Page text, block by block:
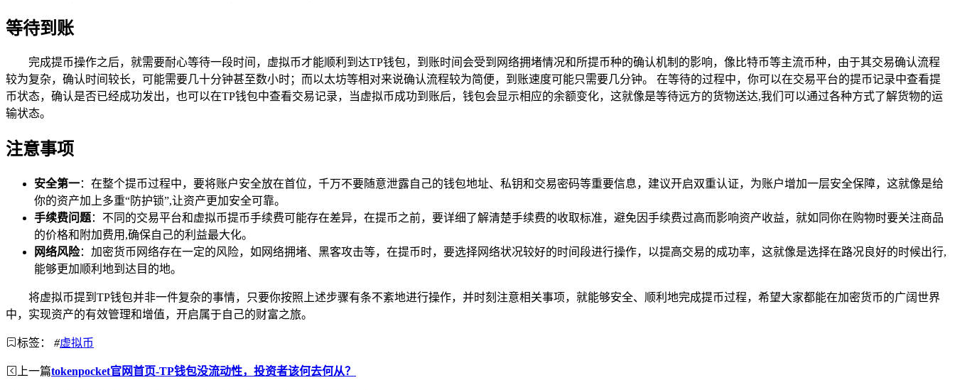
等待到账
完成提币操作之后，就需要耐心等待一段时间，虚拟币才能顺利到达TP钱包，到账时间会受到网络拥堵情况和所提币种的确认机制的影响，像比特币等主流币种，由于其交易确认流程
较为复杂，确认时间较长，可能需要几十分钟甚至数小时；而以太坊等相对来说确认流程较为简便，到账速度可能只需要几分钟。 在等待的过程中，你可以在交易平台的提币记录中查看提
币状态，确认是否已经成功发出，也可以在TP钱包中查看交易记录，当虚拟币成功到账后，钱包会显示相应的余额变化，这就像是等待远方的货物送达,我们可以通过各种方式了解货物的运
输状态。
注意事项
安全第一：在整个提币过程中，要将账户安全放在首位，千万不要随意泄露自己的钱包地址、私钥和交易密码等重要信息，建议开启双重认证，为账户增加一层安全保障，这就像是给
你的资产加上多重“防护锁”,让资产更加安全可靠。
手续费问题：不同的交易平台和虚拟币提币手续费可能存在差异，在提币之前，要详细了解清楚手续费的收取标准，避免因手续费过高而影响资产收益，就如同你在购物时要关注商品
的价格和附加费用,确保自己的利益最大化。
网络风险：加密货币网络存在一定的风险，如网络拥堵、黑客攻击等，在提币时，要选择网络状况较好的时间段进行操作，以提高交易的成功率，这就像是选择在路况良好的时候出行,
能够更加顺利地到达目的地。
将虚拟币提到TP钱包并非一件复杂的事情，只要你按照上述步骤有条不紊地进行操作，并时刻注意相关事项，就能够安全、顺利地完成提币过程，希望大家都能在加密货币的广阔世界
中，实现资产的有效管理和增值，开启属于自己的财富之旅。
标签： #虚拟币
上一篇tokenpocket官网首页-TP钱包没流动性，投资者该何去何从？